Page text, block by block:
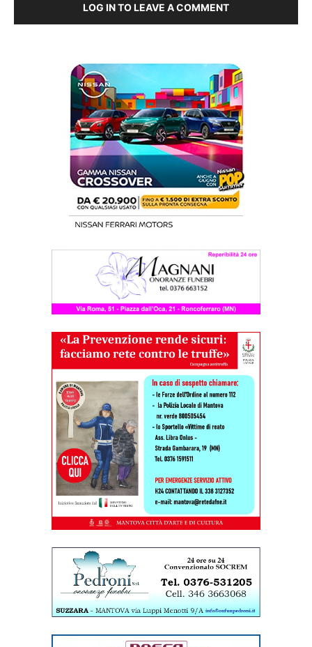
LOG IN TO LEAVE A COMMENT